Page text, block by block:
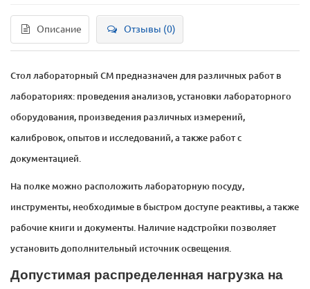
Описание Отзывы (0)
Стол лабораторный СМ предназначен для различных работ в
лабораториях: проведения анализов, установки лабораторного
оборудования, произведения различных измерений,
калибровок, опытов и исследований, а также работ с
документацией.
На полке можно расположить лабораторную посуду,
инструменты, необходимые в быстром доступе реактивы, а также
рабочие книги и документы. Наличие надстройки позволяет
установить дополнительный источник освещения.
Допустимая распределенная нагрузка на